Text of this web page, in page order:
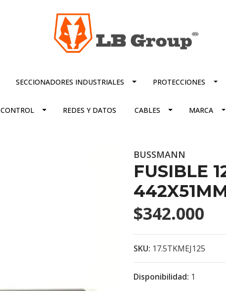
SECCIONADORES INDUSTRIALES PROTECCIONES
CONTROL REDES Y DATOS CABLES MARCA
BUSSMANN
FUSIBLE
$342.000
SKU: 17.5TKMEJ125
Disponibilidad: 1